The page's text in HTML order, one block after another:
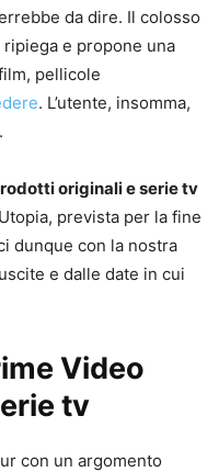
da dire. Il colosso
e propone una
pellicole
. L’utente, insomma,
originali e serie tv
prevista per la fine
dunque con la nostra
e dalle date in cui
Video
tv
con un argomento